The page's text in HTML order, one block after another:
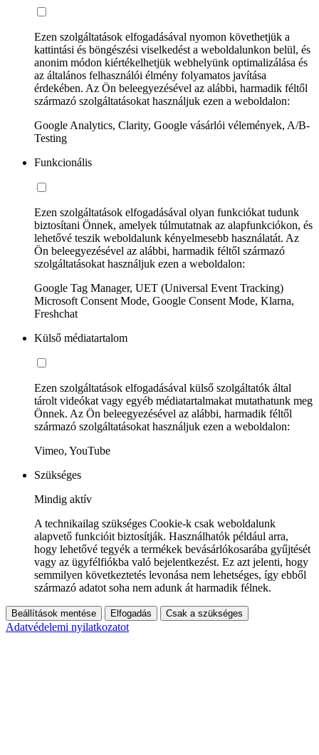
Ezen szolgáltatások elfogadásával nyomon követhetjük a
kattintási és böngészési viselkedést a weboldalunkon belül, és
anonim módon kiértékelhetjük webhelyünk optimalizálása és
az általános felhasználói élmény folyamatos javítása
érdekében. Az Ön beleegyezésével az alábbi, harmadik féltől
származó szolgáltatásokat használjuk ezen a weboldalon:
Google Analytics, Clarity, Google vásárlói vélemények, A/B-
Testing
Funkcionális
Ezen szolgáltatások elfogadásával olyan funkciókat tudunk
biztosítani Önnek, amelyek túlmutatnak az alapfunkciókon, és
lehetővé teszik weboldalunk kényelmesebb használatát. Az
Ön beleegyezésével az alábbi, harmadik féltől származó
szolgáltatásokat használjuk ezen a weboldalon:
Google Tag Manager, UET (Universal Event Tracking)
Microsoft Consent Mode, Google Consent Mode, Klarna,
Freshchat
Külső médiatartalom
Ezen szolgáltatások elfogadásával külső szolgáltatók által
tárolt videókat vagy egyéb médiatartalmakat mutathatunk meg
Önnek. Az Ön beleegyezésével az alábbi, harmadik féltől
származó szolgáltatásokat használjuk ezen a weboldalon:
Vimeo, YouTube
Szükséges
Mindig aktív
A technikailag szükséges Cookie-k csak weboldalunk
alapvető funkcióit biztosítják. Használhatók például arra,
hogy lehetővé tegyék a termékek bevásárlókosarába gyűjtését
vagy az ügyfélfiókba való bejelentkezést. Ez azt jelenti, hogy
semmilyen következtetés levonása nem lehetséges, így ebből
származó adatot soha nem adunk át harmadik félnek.
Beállítások mentése Elfogadás Csak a szükséges
Adatvédelemi nyilatkozatot